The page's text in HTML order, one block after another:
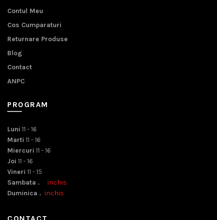
Contul Meu
Cos Cumparaturi
Returnare Produse
Blog
Contact
ANPC
PROGRAM
Luni 11 - 16
Marti 11 - 16
Miercuri 11 - 16
Joi 11 - 16
Vineri 11 - 15
Sambata . inchis
Duminica . inchis